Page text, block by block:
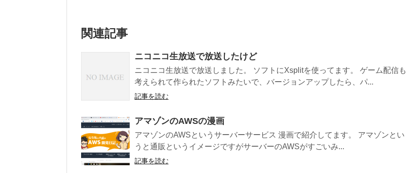
関連記事
ニコニコ生放送で放送したけど
ニコニコ生放送で放送しました。 ソフトにXsplitを使ってます。 ゲーム配信も
考えられて作られたソフトみたいで、バージョンアップしたら、パ...
記事を読む
アマゾンのAWSの漫画
アマゾンのAWSというサーバーサービス 漫画で紹介してます。 アマゾンとい
うと通販というイメージですがサーバーのAWSがすごいみ...
記事を読む